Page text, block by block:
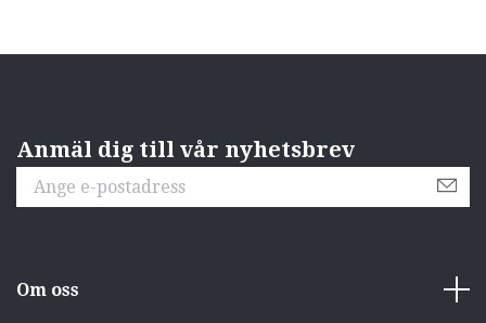
Anmäl dig till vår nyhetsbrev
Om oss